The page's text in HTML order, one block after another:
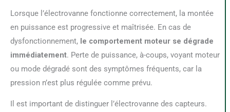
Lorsque l’électrovanne fonctionne correctement, la montée
en puissance est progressive et maîtrisée. En cas de
dysfonctionnement, le comportement moteur se dégrade
immédiatement. Perte de puissance, à-coups, voyant moteur
ou mode dégradé sont des symptômes fréquents, car la
pression n’est plus régulée comme prévu.
Il est important de distinguer l’électrovanne des capteurs.